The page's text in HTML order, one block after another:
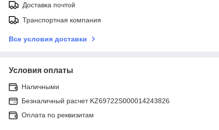
Доставка почтой
Транспортная компания
Все условия доставки
Условия оплаты
Наличными
Безналичный расчет KZ69722S000014243826
Оплата по реквизитам